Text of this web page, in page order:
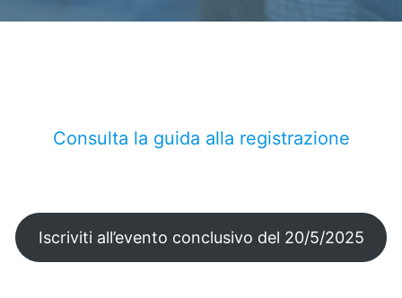
Consulta la guida alla registrazione
Iscriviti all’evento conclusivo del 20/5/2025